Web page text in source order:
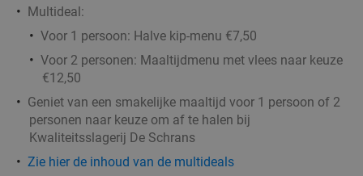
Multideal:
Voor 1 persoon: Halve kip-menu €7,50
Voor 2 personen: Maaltijdmenu met vlees naar keuze
€12,50
Geniet van een smakelijke maaltijd voor 1 persoon of 2
personen naar keuze om af te halen bij
Kwaliteitsslagerij De Schrans
Zie hier de inhoud van de multideals